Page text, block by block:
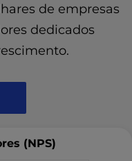
de empresas
dedicados
(NPS)